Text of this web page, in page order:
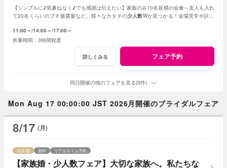
【シンプルに♪気兼ねなく♪でも感謝は伝えたい】家族のみ10名規模の会食～友人も入れ
て20名くらいのプチ披露宴など。様々なカタチの少人数Wが見つかる！会場見学や試食
11:00～ 14:00～ 17:00～
3時間程度
詳しくみる フェア予約
同日開催の他のフェアを見る(3件)
Mon Aug 17 00:00:00 JST 2026月開催のブライダルフェア
8/17 (月)
【家族婚・少人数フェア】大切な家族へ。私たちな
残席 無料 リアルタイム予約